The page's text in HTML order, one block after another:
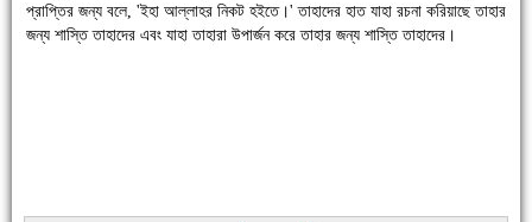
প্রাপ্তির জন্য বলে, 'ইহা আল্লাহর নিকট হইতে।' তাহাদের হাত যাহা রচনা করিয়াছে তাহার
জন্য শাস্তি তাহাদের এবং যাহা তাহারা উপার্জন করে তাহার জন্য শাস্তি তাহাদের।
চাঁদপুরে উই-এর প্রথম নানা ধরনের পণ্যের সমারোহ